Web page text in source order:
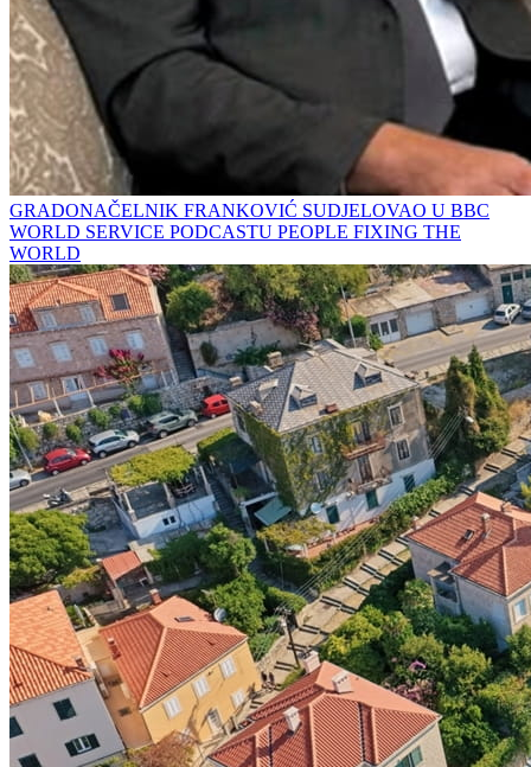
GRADONAČELNIK FRANKOVIĆ SUDJELOVAO U BBC
WORLD SERVICE PODCASTU PEOPLE FIXING THE
WORLD